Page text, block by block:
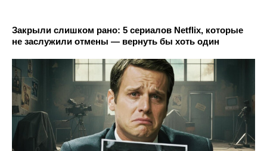
Закрыли слишком рано: 5 сериалов Netflix, которые
не заслужили отмены — вернуть бы хоть один